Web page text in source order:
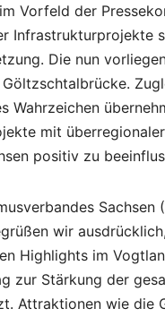
Vorfeld der
Infrastrukturprojekte
Die nun
mit
positiv zu
Sachsen
wir
Highlights im
zur Stärkung der
Attraktionen wie die